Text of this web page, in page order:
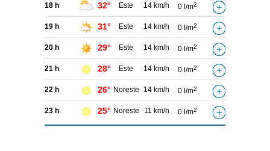
18 h 32° Este 14 km/h 0 l/m2
19 h 31° Este 14 km/h 0 l/m2
20 h 29° Este 14 km/h 0 l/m2
21 h 28° Este 14 km/h 0 l/m2
22 h 26° Noreste 14 km/h 0 l/m2
23 h 25° Noreste 11 km/h 0 l/m2